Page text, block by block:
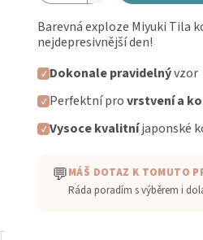
Barevná exploze Miyuki Tila
nejdepresivnější den!
✓ Dokonale pravidelnývzor
✓ Perfektní provrstvení a
✓ Vysoce kvalitníjaponské
💬MÁŠ DOTAZ K TOMUTO
Ráda poradím s výběrem i